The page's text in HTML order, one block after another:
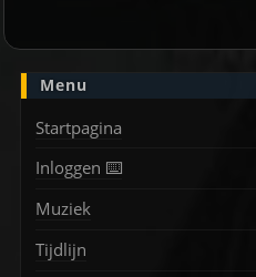
Menu
Startpagina
Inloggen ⌨️
Muziek
Tijdlijn